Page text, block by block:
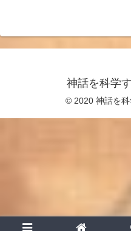
神話を科学
© 2020 神話を科